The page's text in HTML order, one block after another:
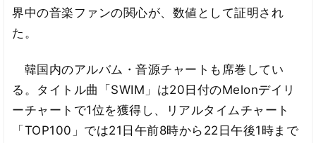
界中の音楽ファンの関心が、数値として証明され
た。
韓国内のアルバム・音源チャートも席巻してい
る。タイトル曲「SWIM」は20日付のMelonデイリ
ーチャートで1位を獲得し、リアルタイムチャート
「TOP100」では21日午前8時から22日午後1時まで